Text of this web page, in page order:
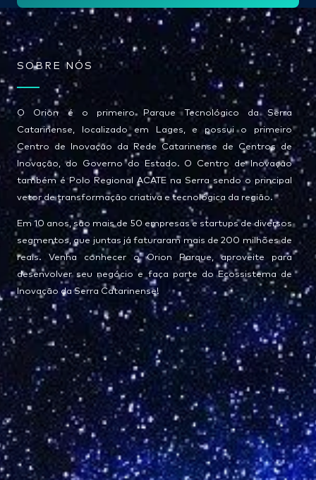
*
SOBRE NÓS
O Orion é o primeiro Parque Tecnológico da Serra
Catarinense, localizado em Lages, e possui o primeiro
Centro de Inovação da Rede Catarinense de Centros de
Inovação, do Governo do Estado. O Centro de Inovação
também é Polo Regional ACATE na Serra sendo o principal
vetor de transformação criativa e tecnológica da região.
Em 10 anos, são mais de 50 empresas e startups de diversos
segmentos, que juntas já faturaram mais de 200 milhões de
reais. Venha conhecer o Orion Parque, aproveite para
desenvolver seu negócio e faça parte do Ecossistema de
Inovação da Serra Catarinense!